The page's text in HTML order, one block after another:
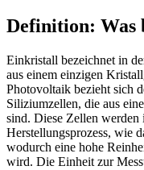
Definition: Was
Einkristall bezeichnet in
aus einem einzigen
Photovoltaik bezieht sich
Siliziumzellen, die aus
sind. Diese Zellen werden
Herstellungsprozess, wie
wodurch eine hohe
wird. Die Einheit zur